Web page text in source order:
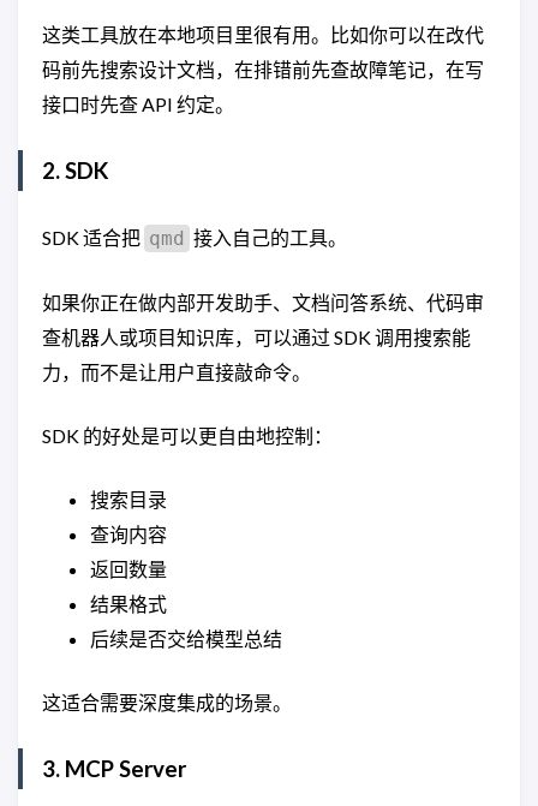
这类工具放在本地项目里很有用。比如你可以在改代
码前先搜索设计文档，在排错前先查故障笔记，在写
接口时先查 API 约定。
2. SDK
SDK 适合把 qmd 接入自己的工具。
如果你正在做内部开发助手、文档问答系统、代码审
查机器人或项目知识库，可以通过 SDK 调用搜索能
力，而不是让用户直接敲命令。
SDK 的好处是可以更自由地控制：
搜索目录
查询内容
返回数量
结果格式
后续是否交给模型总结
这适合需要深度集成的场景。
3. MCP Server